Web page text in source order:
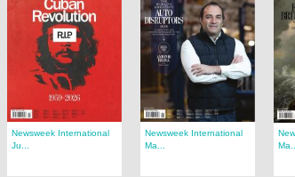
Newsweek International
Ju...
Newsweek International
Ma...
Ma...